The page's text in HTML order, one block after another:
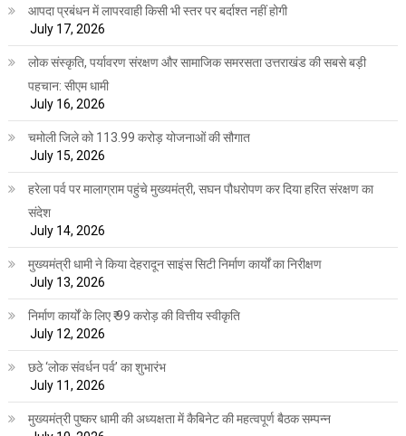
आपदा प्रबंधन में लापरवाही किसी भी स्तर पर बर्दाश्त नहीं होगी
July 17, 2026
लोक संस्कृति, पर्यावरण संरक्षण और सामाजिक समरसता उत्तराखंड की सबसे बड़ी
पहचान: सीएम धामी
July 16, 2026
चमोली जिले को 113.99 करोड़ योजनाओं की सौगात
July 15, 2026
हरेला पर्व पर मालाग्राम पहुंचे मुख्यमंत्री, सघन पौधरोपण कर दिया हरित संरक्षण का
संदेश
July 14, 2026
मुख्यमंत्री धामी ने किया देहरादून साइंस सिटी निर्माण कार्यों का निरीक्षण
July 13, 2026
निर्माण कार्यों के लिए ₹ 99 करोड़ की वित्तीय स्वीकृति
July 12, 2026
छठे ‘लोक संवर्धन पर्व’ का शुभारंभ
July 11, 2026
मुख्यमंत्री पुष्कर धामी की अध्यक्षता में कैबिनेट की महत्वपूर्ण बैठक सम्पन्न